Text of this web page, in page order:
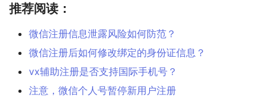
推荐阅读：
微信注册信息泄露风险如何防范？
微信注册后如何修改绑定的身份证信息？
vx辅助注册是否支持国际手机号？
注意，微信个人号暂停新用户注册